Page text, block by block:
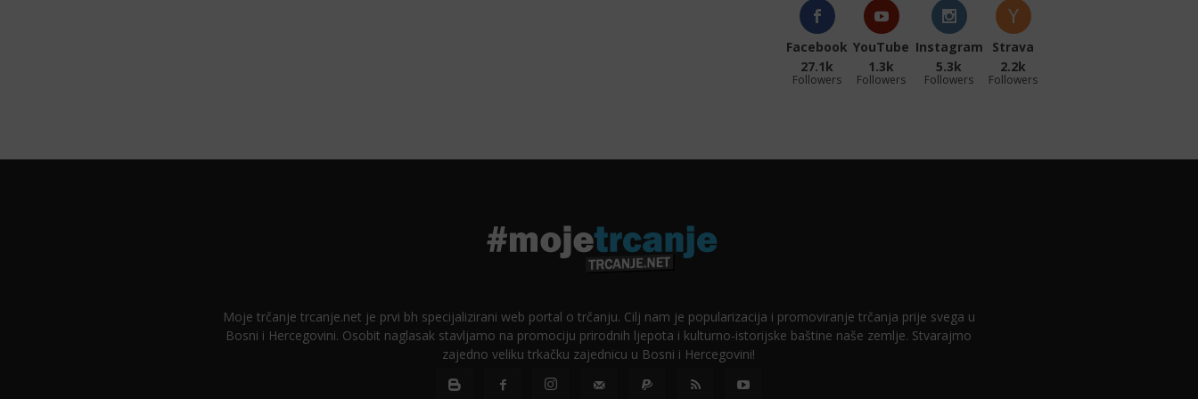
Facebook
27.1k
Followers
YouTube
1.3k
Followers
Instagram
5.3k
Followers
Strava
2.2k
Followers
Moje trčanje trcanje.net je prvi bh specijalizirani web portal o trčanju. Cilj nam je popularizacija i promoviranje trčanja prije svega u
Bosni i Hercegovini. Osobit naglasak stavljamo na promociju prirodnih ljepota i kulturno-istorijske baštine naše zemlje. Stvarajmo
zajedno veliku trkačku zajednicu u Bosni i Hercegovini!